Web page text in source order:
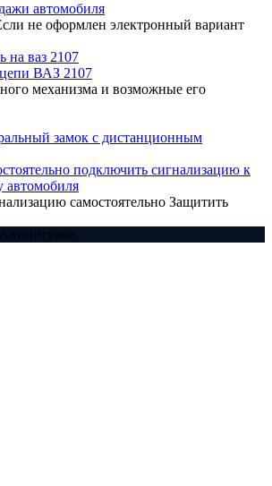
автомобиля
не оформлен электронный вариант
ВАЗ 2107
механизма и возможные его
подключить сигнализацию к
автомобиля
самостоятельно Защитить